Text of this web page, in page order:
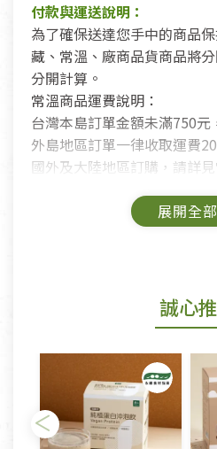
付款與運送說明：
為了確保送達您手中的商品
藏、常溫、廠商品貨商品將
分開計算。
常溫商品運費說明：
台灣本島訂單金額未滿750元
外島地區訂單一律收取運費
國外及大陸地區訂購，請詳
鑑賞期商品說明：
若您購買的商品有下列「不
形者，除商品瑕疵以外，恕不
依消保法之規定提供該商品
日)的服務，原則上若商品未
瑕疵)，一般皆可申請退換貨
誠心